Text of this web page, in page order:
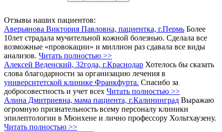
Отзывы наших пациентов:
Аверьянова Виктория Павловна, пациентка, г.Пермь Более
10лет страдала мучительной кожной болезнью. Сделала все
возможные «провокации» и миллион раз сдавала все виды
анализов. Читать полностью >>
Алексей Веденский, 32года, г.Краснодар Хотелось бы сказать
слова благодарности за организацию лечения в
университетской клинике Франкфурта. Спасибо за
добросовестность и учет всех Читать полностью >>
Алина Дмитриевна, мама пациента, г.Калининград Выражаю
огромную признательность всему персоналу клиники
эпилептологии в Мюнхене и лично профессору Хольтхаузену.
Читать полностью >>